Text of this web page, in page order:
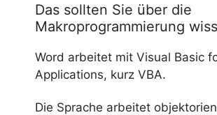
Das sollten Sie über die
Makroprogrammierung
Word arbeitet mit Visual Basic
Applications, kurz VBA.
Die Sprache arbeitet